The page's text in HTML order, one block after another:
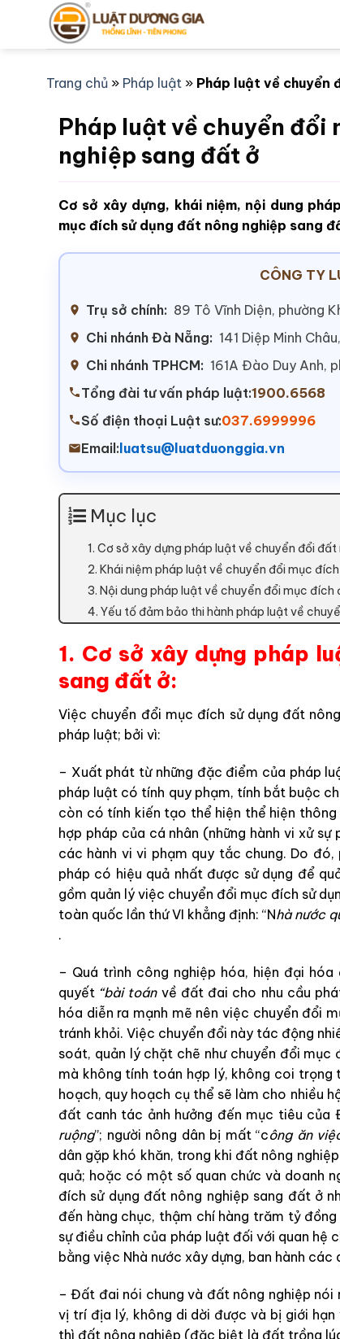
Trang chủ » Pháp luật » Pháp luật về chuyển
Pháp luật về chuyển đổi
nghiệp sang đất ở
Cơ sở xây dựng, khái niệm, nội dung
mục đích sử dụng đất nông nghiệp sang
CÔNG TY
Trụ sở chính: 89 Tô Vĩnh Diện, phường
Chi nhánh Đà Nẵng: 141 Diệp Minh
Chi nhánh TPHCM: 161A Đào Duy Anh,
Tổng đài tư vấn pháp luật:1900.6568
Số điện thoại Luật sư:037.6999996
Email: luatsu@luatduonggia.vn
Mục lục
1. Cơ sở xây dựng pháp luật về chuyển đổi
2. Khái niệm pháp luật về chuyển đổi mục
3. Nội dung pháp luật về chuyển đổi mục
4. Yếu tố đảm bảo thi hành pháp luật về
1. Cơ sở xây dựng pháp
sang đất ở:
Việc chuyển đổi mục đích sử dụng đất
pháp luật; bởi vì:
– Xuất phát từ những đặc điểm của pháp
pháp luật có tính quy phạm, tính bắt buộc
còn có tính kiến tạo thể hiện thể hiện thông
hợp pháp của cá nhân (những hành vi xử
các hành vi vi phạm quy tắc chung. Do
pháp có hiệu quả nhất được sử dụng để
gồm quản lý việc chuyển đổi mục đích sử
toàn quốc lần thứ VI khẳng định: “Nhà nước
.
– Quá trình công nghiệp hóa, hiện đại
quyết “bài toán về đất đai cho nhu cầu
hóa diễn ra mạnh mẽ nên việc chuyển đổi
tránh khỏi. Việc chuyển đổi này tác động
soát, quản lý chặt chẽ như chuyển đổi
mà không tính toán hợp lý, không coi
hoạch, quy hoạch cụ thể sẽ làm cho nhiều
đất canh tác ảnh hưởng đến mục tiêu của
ruộng”; người nông dân bị mất “công ăn
dân gặp khó khăn, trong khi đất nông
quả; hoặc có một số quan chức và doanh
đích sử dụng đất nông nghiệp sang đất ở
đến hàng chục, thậm chí hàng trăm tỷ
sự điều chỉnh của pháp luật đối với quan hệ
bằng việc Nhà nước xây dựng, ban hành các
– Đất đai nói chung và đất nông nghiệp nói
vị trí địa lý, không di dời được và bị giới
thì đất nông nghiệp (đặc biệt là đất trồng